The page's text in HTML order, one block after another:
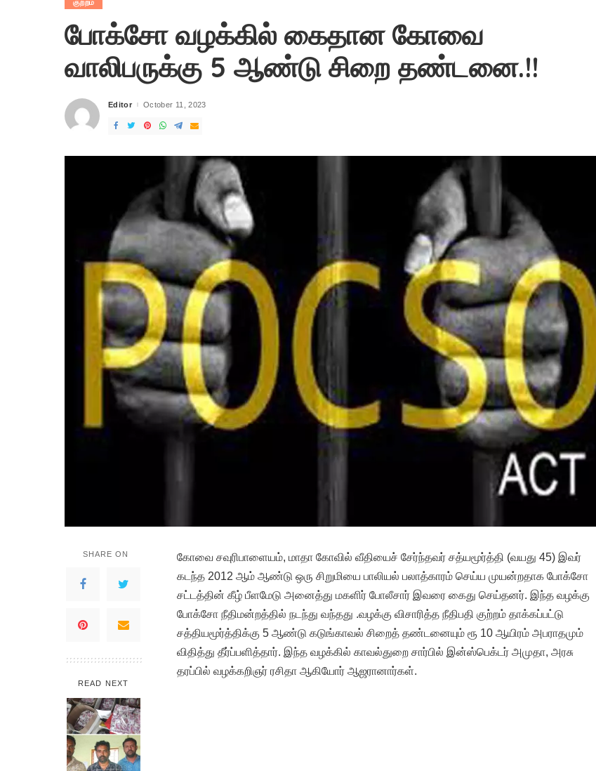
குற்றம்
போக்சோ வழக்கில் கைதான கோவை
வாலிபருக்கு 5 ஆண்டு சிறை தண்டனை.!!
Posted
Editor October 11, 2023
SHARE ON
READ NEXT
கோவை சவுரிபாளையம், மாதா கோவில் வீதியைச் சேர்ந்தவர் சத்யமூர்த்தி (வயது 45) இவர்
கடந்த 2012 ஆம் ஆண்டு ஒரு சிறுமியை பாலியல் பலாத்காரம் செய்ய முயன்றதாக போக்சோ
சட்டத்தின் கீழ் பீளமேடு அனைத்து மகளிர் போலீசார் இவரை கைது செய்தனர். இந்த வழக்கு
போக்சோ நீதிமன்றத்தில் நடந்து வந்தது .வழக்கு விசாரித்த நீதிபதி குற்றம் தாக்கப்பட்டு
சத்தியமூர்த்திக்கு 5 ஆண்டு கடுங்காவல் சிறைத் தண்டனையும் ரூ 10 ஆயிரம் அபராதமும்
விதித்து தீர்ப்பளித்தார். இந்த வழக்கில் காவல்துறை சார்பில் இன்ஸ்பெக்டர் அமுதா, அரசு
தரப்பில் வழக்கறிஞர் ரசிதா ஆகியோர் ஆஜரானார்கள்.